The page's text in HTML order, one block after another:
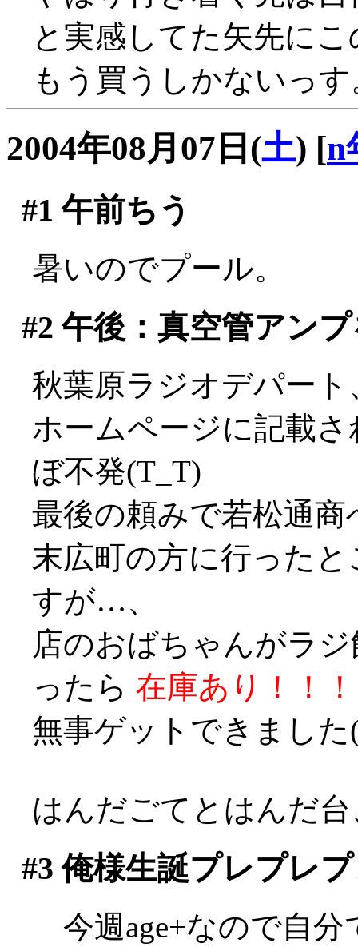
と実感してた矢先に
もう買うしかないっ
2004年08月07日(土) [n
#1 午前ちう
暑いのでプール。
#2 午後：真空管アン
秋葉原ラジオデパー
ホームページに記載
ぼ不発(T_T)
最後の頼みで若松通商
末広町の方に行った
すが…、
店のおばちゃんがラ
ったら 在庫あり！！！
無事ゲットできました
はんだごてとはんだ
#3 俺様生誕プレプレ
今週age+なので自分